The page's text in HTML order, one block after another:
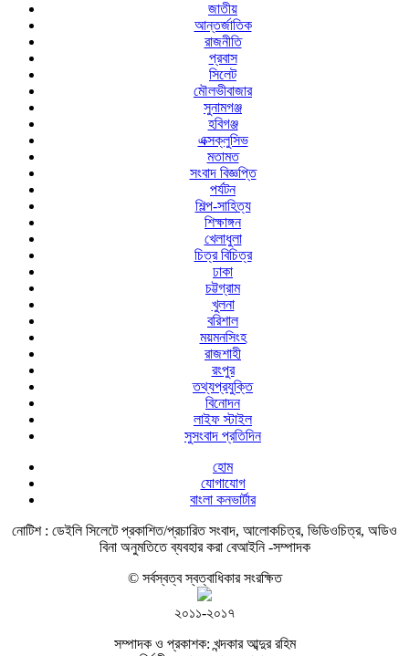
জাতীয়
আন্তর্জাতিক
রাজনীতি
প্রবাস
সিলেট
মৌলভীবাজার
সুনামগঞ্জ
হবিগঞ্জ
এক্সক্লুসিভ
মতামত
সংবাদ বিজ্ঞপ্তি
পর্যটন
শিল্প-সাহিত্য
শিক্ষাঙ্গন
খেলাধুলা
চিত্র বিচিত্র
ঢাকা
চট্টগ্রাম
খুলনা
বরিশাল
ময়মনসিংহ
রাজশাহী
রংপুর
তথ্যপ্রযুক্তি
বিনোদন
লাইফ স্টাইল
সুসংবাদ প্রতিদিন
হোম
যোগাযোগ
বাংলা কনভার্টার
নোটিশ : ডেইলি সিলেটে প্রকাশিত/প্রচারিত সংবাদ, আলোকচিত্র, ভিডিওচিত্র, অডিও
বিনা অনুমতিতে ব্যবহার করা বেআইনি -সম্পাদক
© সর্বস্বত্ব স্বত্বাধিকার সংরক্ষিত
২০১১-২০১৭
সম্পাদক ও প্রকাশক: খন্দকার আব্দুর রহিম